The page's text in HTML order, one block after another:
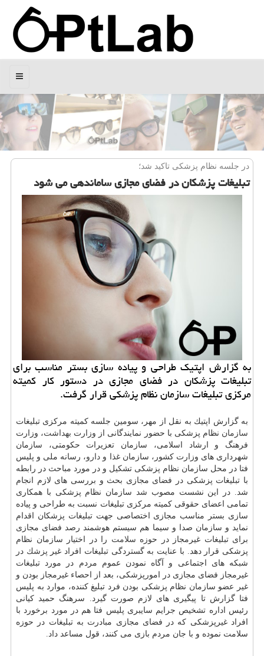
منو
در جلسه نظام پزشكی تاكید شد؛
تبلیغات پزشكان در فضای مجازی ساماندهی می شود
به گزارش اپتیك طراحی و پیاده سازی بستر مناسب برای
تبلیغات پزشكان در فضای مجازی در دستور كار كمیته
مركزی تبلیغات سازمان نظام پزشكی قرار گرفت.
به گزارش اپتیك به نقل از مهر، سومین جلسه كمیته مركزی تبلیغات
سازمان نظام پزشكی با حضور نمایندگانی از وزارت بهداشت، وزارت
فرهنگ و ارشاد اسلامی، سازمان تعزیرات حكومتی، سازمان
شهرداری های وزارت كشور، سازمان غذا و دارو، رسانه ملی و پلیس
فتا در محل سازمان نظام پزشكی تشكیل و در مورد مباحث در رابطه
با تبلیغات پزشكی در فضای مجازی بحث و بررسی های لازم انجام
شد. در این نشست مصوب شد سازمان نظام پزشكی با همكاری
تمامی اعضای حقوقی كمیته مركزی تبلیغات نسبت به طراحی و پیاده
سازی بستر مناسب مجازی اختصاصی جهت تبلیغات پزشكان اقدام
نماید و سازمان صدا و سیما هم سیستم هوشمند رصد فضای مجازی
برای تبلیغات غیرمجاز در حوزه سلامت را در اختیار سازمان نظام
پزشكی قرار دهد. با عنایت به گستردگی تبلیغات افراد غیر پزشك در
شبكه های اجتماعی و آگاه نمودن عموم مردم در مورد تبلیغات
غیرمجاز فضای مجازی در امورپزشكی، بعد از احصاء غیرمجاز بودن و
غیر عضو سازمان نظام پزشكی بودن فرد تبلیغ كننده، موارد به پلیس
فتا گزارش تا پیگیری های لازم صورت گیرد. سرهنگ حمید كیانی
رئیس اداره تشخیص جرایم سایبری پلیس فتا هم در مورد برخورد با
افراد غیرپزشكی كه در فضای مجازی مبادرت به تبلیغات در حوزه
سلامت نموده و با جان مردم بازی می كنند، قول مساعد داد.